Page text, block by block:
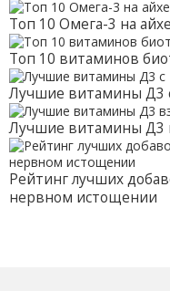
Топ 10 Омега-3 на
Топ 10 витаминов
Лучшие витамины Д3
Лучшие витамины Д3
Рейтинг лучших
нервном истощении